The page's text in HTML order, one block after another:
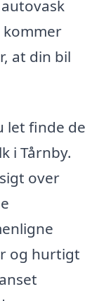
kommer
at din bil
let finde de
i Tårnby.
over
og hurtigt